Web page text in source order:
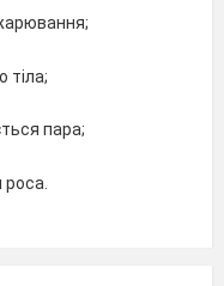
тіла;
пара;